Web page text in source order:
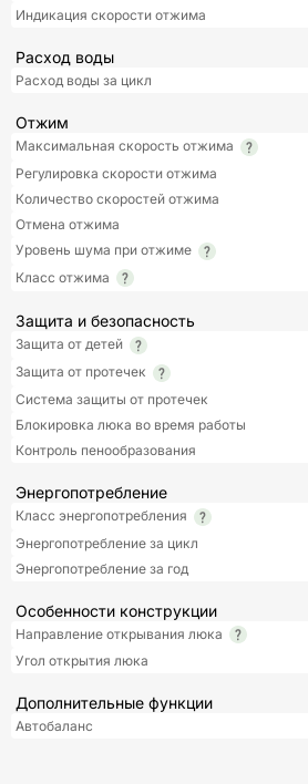
Индикация скорости отжима
Расход воды
Расход воды за цикл
Отжим
Максимальная скорость отжима
Регулировка скорости отжима
Количество скоростей отжима
Отмена отжима
Уровень шума при отжиме
Класс отжима
Защита и безопасность
Защита от детей
Защита от протечек
Система защиты от протечек
Блокировка люка во время работы
Контроль пенообразования
Энергопотребление
Класс энергопотребления
Энергопотребление за цикл
Энергопотребление за год
Особенности конструкции
Направление открывания люка
Угол открытия люка
Дополнительные функции
Автобаланс